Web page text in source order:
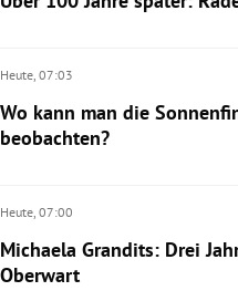
Heute, 07:03
Wo kann man die
beobachten?
Heute, 07:00
Michaela Grandits: Drei
Oberwart